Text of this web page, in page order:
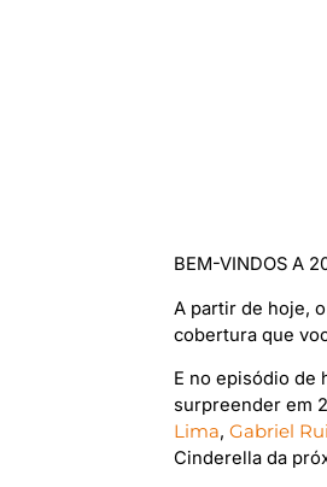
BEM-VINDOS A
A partir de hoje,
cobertura que
E no episódio de
surpreender em
Lima,Gabriel
Cinderella da